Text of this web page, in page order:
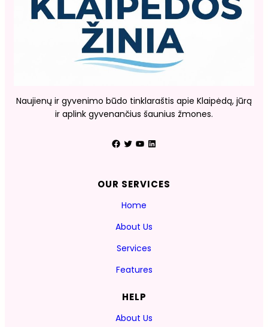
Naujienų ir gyvenimo būdo tinklaraštis apie Klaipėdą, jūrą
ir aplink gyvenančius šaunius žmones.
Facebook Twitter YouTube LinkedIn
OUR SERVICES
Home
About Us
Services
Features
HELP
About Us